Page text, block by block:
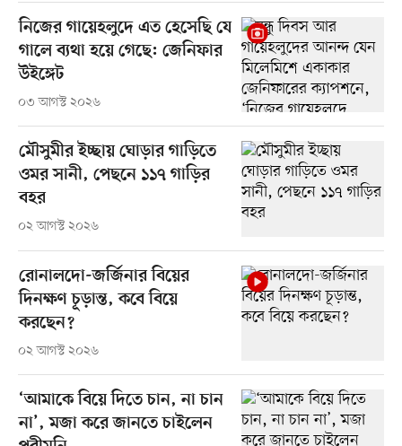
নিজের গায়েহলুদে এত হেসেছি যে
গালে ব্যথা হয়ে গেছে: জেনিফার
উইঙ্গেট
০৩ আগস্ট ২০২৬
মৌসুমীর ইচ্ছায় ঘোড়ার গাড়িতে
ওমর সানী, পেছনে ১১৭ গাড়ির
বহর
০২ আগস্ট ২০২৬
রোনালদো-জর্জিনার বিয়ের
দিনক্ষণ চূড়ান্ত, কবে বিয়ে
করছেন?
০২ আগস্ট ২০২৬
‘আমাকে বিয়ে দিতে চান, না চান
না’, মজা করে জানতে চাইলেন